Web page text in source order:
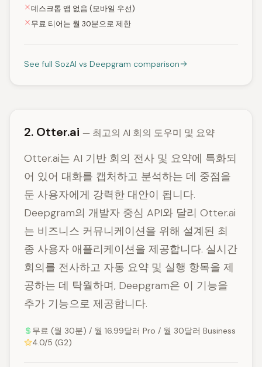
데스크톱 앱 없음 (모바일 우선)
무료 티어는 월 30분으로 제한
See full SozAI vs Deepgram comparison
2. Otter.ai — 최고의 AI 회의 도우미 및 요약
Otter.ai는 AI 기반 회의 전사 및 요약에 특화되
어 있어 대화를 캡처하고 분석하는 데 중점을
둔 사용자에게 강력한 대안이 됩니다.
Deepgram의 개발자 중심 API와 달리 Otter.ai
는 비즈니스 커뮤니케이션을 위해 설계된 최
종 사용자 애플리케이션을 제공합니다. 실시간
회의를 전사하고 자동 요약 및 실행 항목을 제
공하는 데 탁월하며, Deepgram은 이 기능을
추가 기능으로 제공합니다.
무료 (월 30분) / 월 16.99달러 Pro / 월 30달러 Business
4.0/5 (G2)